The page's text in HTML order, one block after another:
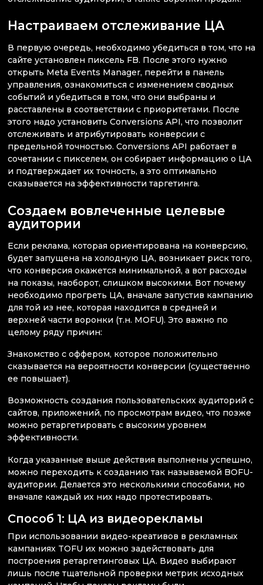
Настраиваем отслеживание ЦА
В первую очередь, необходимо убедиться в том, что на
сайте установлен пиксель FB. После этого нужно
открыть Meta Events Manager, перейти в панель
управления, ознакомиться с изменением сводных
событий и убедиться в том, что они выбраны и
расставлены в соответствии с приоритетами. После
этого надо установить Conversions API, что позволит
отслеживать и атрибутировать конверсии с
предельной точностью. Conversions API работает в
сочетании с пикселем, он собирает информацию о ЦА
и подтверждает их точность, а это оптимально
сказывается на эффективности таргетинга.
Создаем вовлеченные целевые
аудитории
Если реклама, которая ориентирована на конверсию,
будет запущена на холодную ЦА, возникает риск того,
что конверсия окажется минимальной, а вот расходы
на показы, наоборот, слишком высокими. Вот почему
необходимо прогреть ЦА, вначале запустив кампанию
для той из нее, которая находится в средней и
верхней части воронки (т.н. MOFU). Это важно по
целому ряду причин:
Знакомство с оффером, которое положительно
сказывается на вероятности конверсии (существенно
ее повышает).
Возможность создания пользовательских аудиторий с
сайтов, приложений, по просмотрам видео, что позже
можно ретаргетировать с высоким уровнем
эффективности.
Когда указанные выше действия выполнены успешно,
можно переходить к созданию так называемой BOFU-
аудитории. Делается это несколькими способами, но
вначале каждый их них надо протестировать.
Способ 1: ЦА из видеорекламы
При использовании видео-креативов в рекламных
кампаниях TOFU их можно задействовать для
построения ретаргетинговых ЦА. Видео выбирают
лишь после тщательной проверки метрик исходных